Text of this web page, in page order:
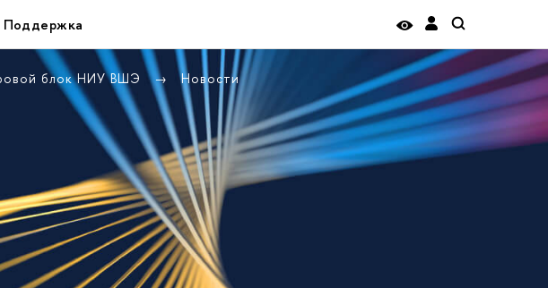
Поддержка
блок НИУ ВШЭ Новости